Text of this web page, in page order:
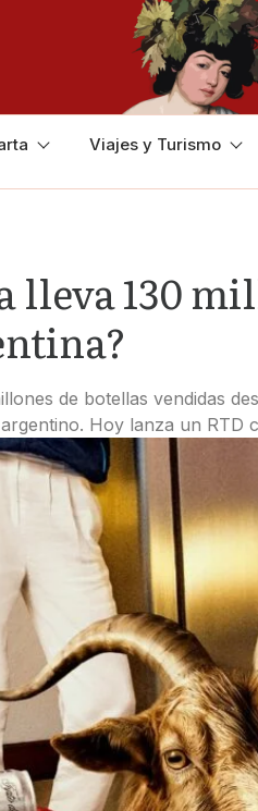
Viajes y Turismo
lleva 130
de botellas vendidas
Hoy lanza un RTD